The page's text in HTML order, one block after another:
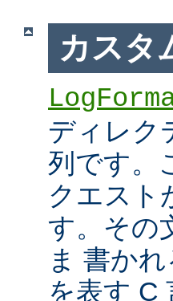
カスタ
ディレク
列です。
クエスト
す。その
ま 書か
を表す C